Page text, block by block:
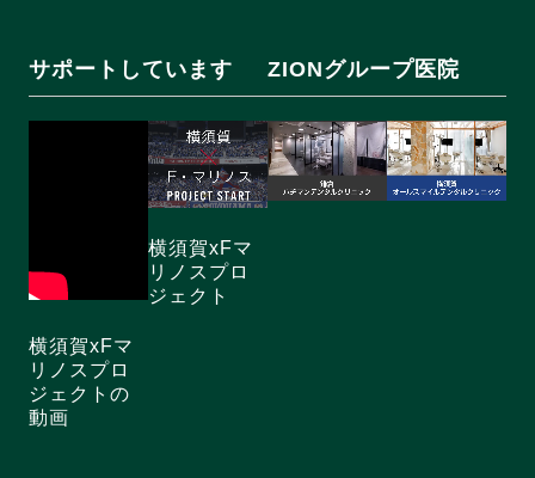
サポートしています
横須賀xFマ
リノスプロ
ジェクトの
動画
横須賀xFマ
リノスプロ
ジェクト
ZIONグループ医院